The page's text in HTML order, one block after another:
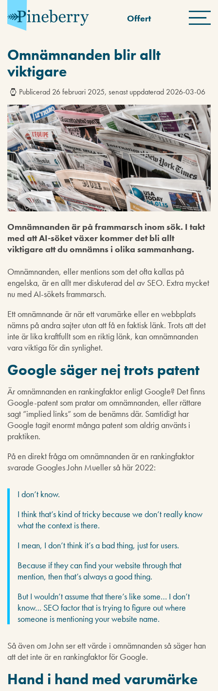
Offert
Omnämnanden blir allt
viktigare
Publicerad 26 februari 2025, senast uppdaterad 2026-03-06
Omnämnanden är på frammarsch inom sök. I takt
med att AI-söket växer kommer det bli allt
viktigare att du omnämns i olika sammanhang.
Omnämnanden, eller mentions som det ofta kallas på
engelska, är en allt mer diskuterad del av SEO. Extra mycket
nu med AI-sökets frammarsch.
Ett omnämnande är när ett varumärke eller en webbplats
nämns på andra sajter utan att få en faktisk länk. Trots att det
inte är lika kraftfullt som en riktig länk, kan omnämnanden
vara viktiga för din synlighet.
Google säger nej trots patent
Är omnämnanden en rankingfaktor enligt Google? Det finns
Google-patent som pratar om omnämnanden, eller rättare
sagt ”implied links” som de benämns där. Samtidigt har
Google tagit enormt många patent som aldrig använts i
praktiken.
På en direkt fråga om omnämnanden är en rankingfaktor
svarade Googles John Mueller så här 2022:
I don’t know.
I think that’s kind of tricky because we don’t really know
what the context is there.
I mean, I don’t think it’s a bad thing, just for users.
Because if they can find your website through that
mention, then that’s always a good thing.
But I wouldn’t assume that there’s like some… I don’t
know… SEO factor that is trying to figure out where
someone is mentioning your website name.
Så även om John ser ett värde i omnämnanden så säger han
att det inte är en rankingfaktor för Google.
Hand i hand med varumärke